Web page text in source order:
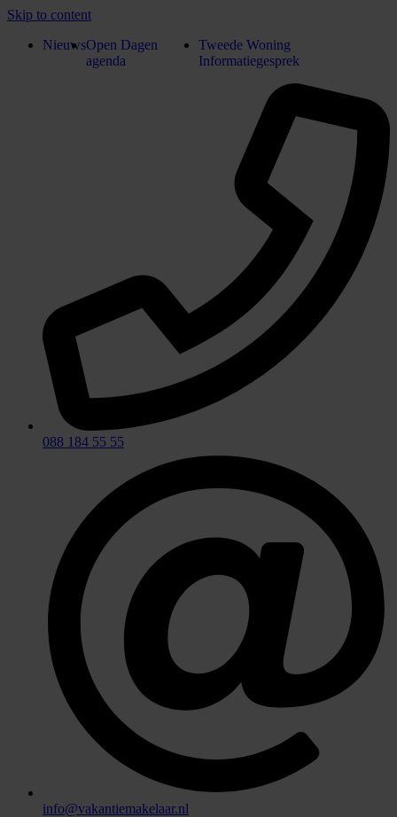
Skip to content
NieuwsOpen Dagen
agenda
Tweede Woning
Informatiegesprek
088 184 55 55
info@vakantiemakelaar.nl